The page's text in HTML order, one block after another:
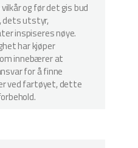
og før det gis bud
dets utstyr,
inspiseres nøye.
har kjøper
innebærer at
for å finne
ved fartøyet, dette